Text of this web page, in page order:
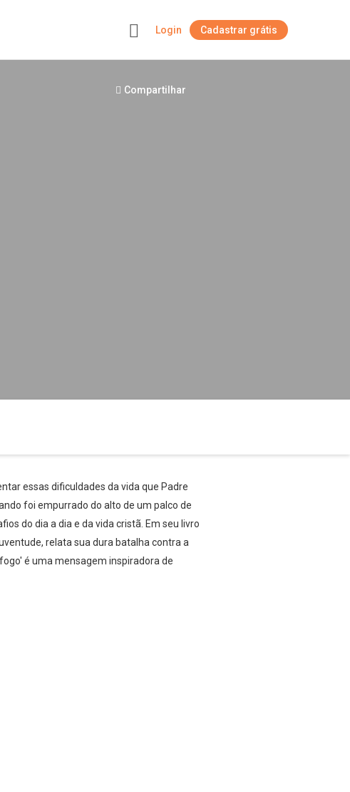
Login Cadastrar grátis
Compartilhar
essas dificuldades da vida que Padre
foi empurrado do alto de um palco de
do dia a dia e da vida cristã. Em seu livro
relata sua dura batalha contra a
é uma mensagem inspiradora de